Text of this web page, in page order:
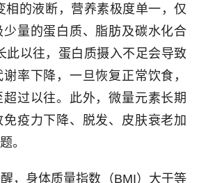
相的液断，营养素极度单一，仅
量的蛋白质、脂肪及碳水化合
此以往，蛋白质摄入不足会导致
率下降，一旦恢复正常饮食，
过以往。此外，微量元素长期
疫力下降、脱发、皮肤衰老加
。
，身体质量指数（BMI）大于等